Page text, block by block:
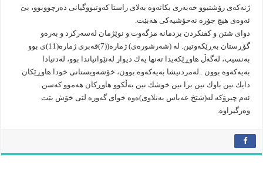
ژنه‌كه‌ی رۆشتبوو خه‌به‌ری بكاته‌وه‌ به‌لای راستا كه‌وتبووگیانی ده‌رچووبوو، بێ
ئه‌وه‌ی هیچ جۆره‌ نه‌خۆشیه‌كی هه‌بێت.
دوای شتن و كفنكردن بردمانه‌ مزگه‌وت و نوێژمان له‌سه‌ركرد و به‌ره‌و
گۆڕستان به‌ڕێكه‌وتین. له‌ (شه‌رشوره‌ی) ژماره‌((7)قه‌بری ژماره‌(11)ی بوو
به‌نسیب، له‌گه‌ڵ هاوڕێكه‌یدا ته‌نها یه‌ك دیوار له‌نێوانیاندا بوو، له‌دنیادا
به‌یه‌كه‌وه‌ بوون ..له‌مردنیشا به‌یه‌كه‌وه‌ بوون، خۆشه‌ویستانی خودا هاوڕێكان
دایك نین باوك نین برا نین خوشك نین به‌ڵكوو هاوڕكان هه‌موو كه‌سن .
ئه‌م چیرۆكه‌ له‌(شێخ عه‌باس به‌تلاوی)ه‌وه‌ خوای گه‌وره‌ لێی خۆش بێت
وه‌رگیراوه‌.